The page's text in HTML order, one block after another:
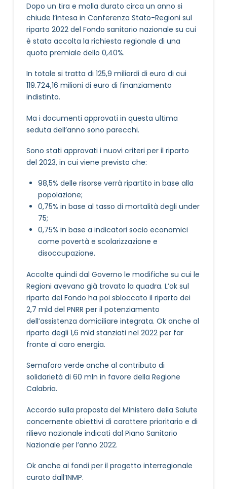
Dopo un tira e molla durato circa un anno si
chiude l’intesa in Conferenza Stato-Regioni sul
riparto 2022 del Fondo sanitario nazionale su cui
è stata accolta la richiesta regionale di una
quota premiale dello 0,40%.
In totale si tratta di 125,9 miliardi di euro di cui
119.724,16 milioni di euro di finanziamento
indistinto.
Ma i documenti approvati in questa ultima
seduta dell’anno sono parecchi.
Sono stati approvati i nuovi criteri per il riparto
del 2023, in cui viene previsto che:
98,5% delle risorse verrà ripartito in base alla
popolazione;
0,75% in base al tasso di mortalità degli under
75;
0,75% in base a indicatori socio economici
come povertà e scolarizzazione e
disoccupazione.
Accolte quindi dal Governo le modifiche su cui le
Regioni avevano già trovato la quadra. L’ok sul
riparto del Fondo ha poi sbloccato il riparto dei
2,7 mld del PNRR per il potenziamento
dell’assistenza domiciliare integrata. Ok anche al
riparto degli 1,6 mld stanziati nel 2022 per far
fronte al caro energia.
Semaforo verde anche al contributo di
solidarietà di 60 mln in favore della Regione
Calabria.
Accordo sulla proposta del Ministero della Salute
concernente obiettivi di carattere prioritario e di
rilievo nazionale indicati dal Piano Sanitario
Nazionale per l’anno 2022.
Ok anche ai fondi per il progetto interregionale
curato dall’INMP.